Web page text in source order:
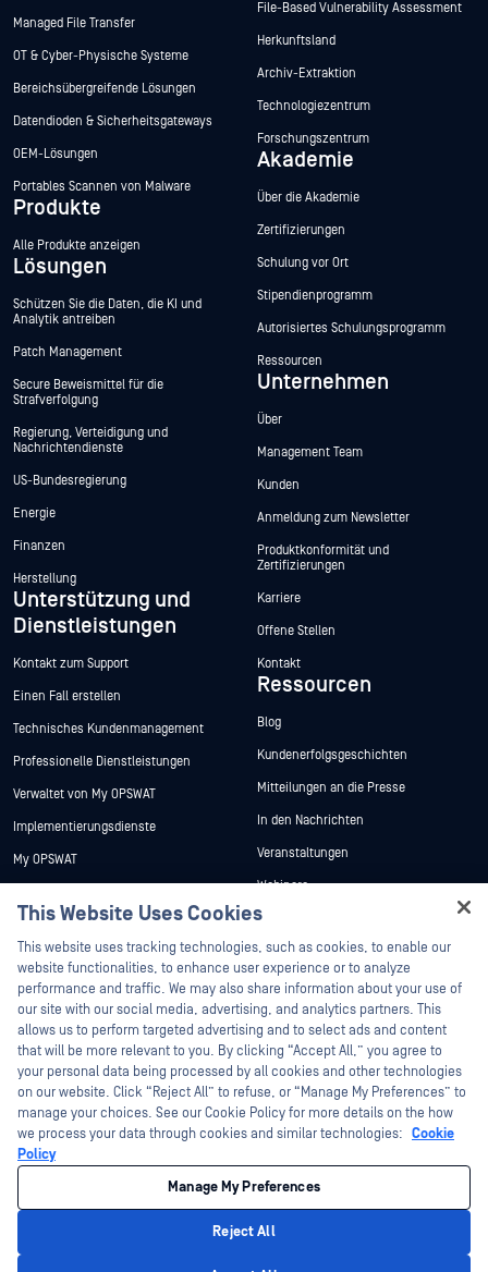
Managed File Transfer
OT & Cyber-Physische Systeme
Bereichsübergreifende Lösungen
Datendioden & Sicherheitsgateways
OEM-Lösungen
Portables Scannen von Malware
Produkte
Alle Produkte anzeigen
Lösungen
Schützen Sie die Daten, die KI und
Analytik antreiben
Patch Management
Secure Beweismittel für die
Strafverfolgung
Regierung, Verteidigung und
Nachrichtendienste
US-Bundesregierung
Energie
Finanzen
Herstellung
Unterstützung und
Dienstleistungen
Kontakt zum Support
Einen Fall erstellen
Technisches Kundenmanagement
Professionelle Dienstleistungen
Verwaltet von My OPSWAT
Implementierungsdienste
My OPSWAT
Programm zur Behebung von
Sicherheitslücken
Partner
Zertifizierung
Technologie-Partner
Partner Programm
File-Based Vulnerability Assessment
Herkunftsland
Archiv-Extraktion
Technologiezentrum
Forschungszentrum
Akademie
Über die Akademie
Zertifizierungen
Schulung vor Ort
Stipendienprogramm
Autorisiertes Schulungsprogramm
Ressourcen
Unternehmen
Über
Management Team
Kunden
Anmeldung zum Newsletter
Produktkonformität und
Zertifizierungen
Karriere
Offene Stellen
Kontakt
Ressourcen
Blog
Kundenerfolgsgeschichten
Mitteilungen an die Presse
In den Nachrichten
Veranstaltungen
Webinare
Datenblätter
Weiße Papiere
Kostenlose Tools
©2026 OPSWAT . Alle Rechte vorbehalten. OPSWAT, MetaDefender, Metascan,
MetaAccess, das OPSWAT , Trust no File. Trust No Device., OPSWAT , Protecting the
World's Critical Infrastructure, Deep CDR™ Technology, InQuest, das InQuest-Logo,
DFI, RetroHunt, Deep File Inspection und Join the Hunt sind Marken von OPSWAT .
Marken von Drittanbietern sind Eigentum ihrer jeweiligen Inhaber.
Cookie-Präferenzen verwalten
Entscheidungen zum Datenschutz in Kalifornien
This Website Uses Cookies
This website uses tracking technologies, such as cookies, to enable our
website functionalities, to enhance user experience or to analyze
performance and traffic. We may also share information about your use of
our site with our social media, advertising, and analytics partners. This
allows us to perform targeted advertising and to select ads and content
that will be more relevant to you. By clicking “Accept All,” you agree to
your personal data being processed by all cookies and other technologies
on our website. Click “Reject All” to refuse, or “Manage My Preferences” to
manage your choices. See our Cookie Policy for more details on the how
we process your data through cookies and similar technologies: Cookie
Policy
Manage My Preferences
Reject All
Hey there!
I'm Ozzy, your OPSWAT virtual assistant.
How can I help you secure what's critical
today?